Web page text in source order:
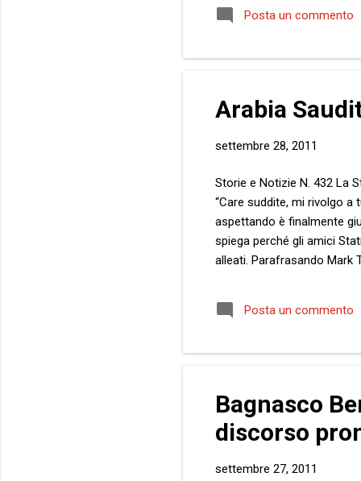
Posta un commento
Arabia
settembre 28, 2011
Storie e Notizie N. 432 La
“Care suddite, mi rivolgo
aspettando è finalmente
spiega perché gli amici
alleati. Parafrasando Mark
sacrificare la propria vita
delle vostre difficoltà,
Posta un commento
Bagnasco
discorso
settembre 27, 2011